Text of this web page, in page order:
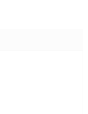
5 hviezdičiek.